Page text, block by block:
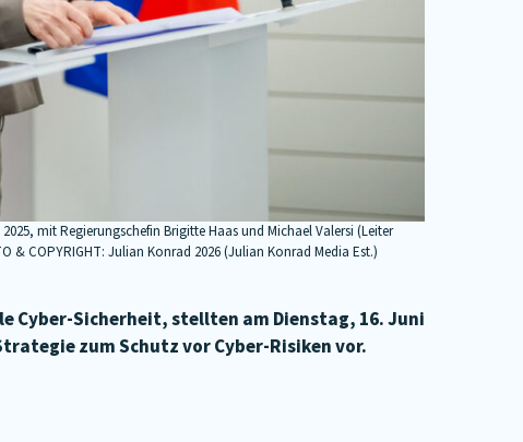
mit Regierungschefin Brigitte Haas und Michael Valersi (Leiter
& COPYRIGHT: Julian Konrad 2026 (Julian Konrad Media Est.)
Cyber-Sicherheit, stellten am Dienstag, 16. Juni
zum Schutz vor Cyber-Risiken vor.